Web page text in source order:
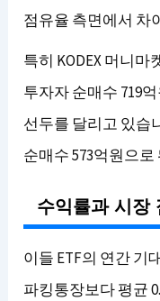
점유율 측면에서 차
특히 KODEX 머니마
투자자 순매수 719
선두를 달리고 있습
순매수 573억원으로
수익률과 시장
이들 ETF의 연간 기
파킹통장보다 평균